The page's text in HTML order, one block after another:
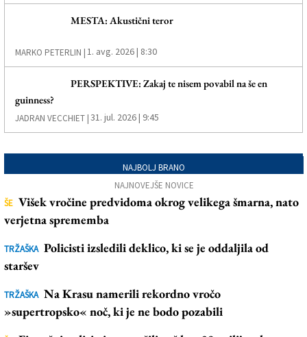
MESTA: Akustični teror
MARKO PETERLIN |1. avg. 2026 | 8:30
PERSPEKTIVE: Zakaj te nisem povabil na še en
guinness?
JADRAN VECCHIET |31. jul. 2026 | 9:45
NAJBOLJ BRANO
NAJNOVEJŠE NOVICE
ŠE Višek vročine predvidoma okrog velikega šmarna, nato
verjetna sprememba
TRŽAŠKA Policisti izsledili deklico, ki se je oddaljila od
staršev
TRŽAŠKA Na Krasu namerili rekordno vročo
»supertropsko« noč, ki je ne bodo pozabili